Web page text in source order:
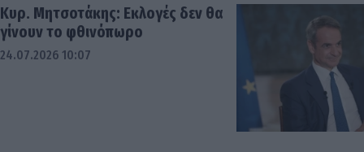
Κυρ. Μητσοτάκης: Εκλογές δεν θα
γίνουν το φθινόπωρο
24.07.2026 10:07